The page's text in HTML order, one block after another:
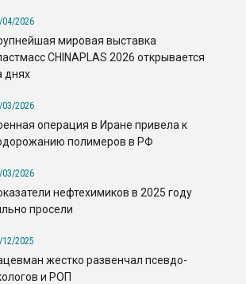
04/2026
мировая выставка
CHINAPLAS 2026 открывается
днях
03/2026
операция в Иране привела к
полимеров в РФ
03/2026
нефтехимиков в 2025 году
просели
12/2025
жестко развенчал псевдо-
и РОП